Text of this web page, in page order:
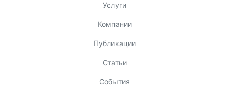
Услуги
Компании
Публикации
Статьи
События